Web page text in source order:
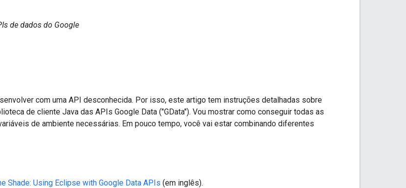
de dados do Google
com uma API desconhecida. Por isso, este artigo tem instruções detalhadas sobre
de cliente Java das APIs Google Data ("GData"). Vou mostrar como conseguir todas as
de ambiente necessárias. Em pouco tempo, você vai estar combinando diferentes
Shade: Using Eclipse with Google Data APIs (em inglês).